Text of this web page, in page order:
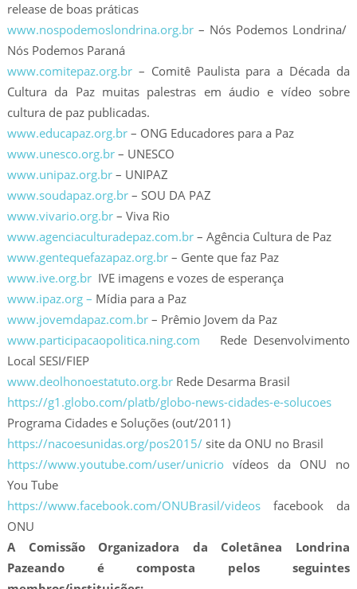
release de boas práticas
www.nospodemoslondrina.org.br– Nós Podemos Londrina/
Nós Podemos Paraná
www.comitepaz.org.br – Comitê Paulista para a Década da
Cultura da Paz muitas palestras em áudio e vídeo sobre
cultura de paz publicadas.
www.educapaz.org.br– ONG Educadores para a Paz
www.unesco.org.br– UNESCO
www.unipaz.org.br– UNIPAZ
www.soudapaz.org.br – SOU DA PAZ
www.vivario.org.br – Viva Rio
www.agenciaculturadepaz.com.br– Agência Cultura de Paz
www.gentequefazapaz.org.br– Gente que faz Paz
www.ive.org.brIVE imagens e vozes de esperança
www.ipaz.org – Mídia para a Paz
www.jovemdapaz.com.br– Prêmio Jovem da Paz
www.participacaopolitica.ning.com Rede Desenvolvimento
Local SESI/FIEP
www.deolhonoestatuto.org.brRede Desarma Brasil
https://g1.globo.com/platb/globo-news-cidades-e-solucoes
Programa Cidades e Soluções (out/2011)
https://nacoesunidas.org/pos2015/site da ONU no Brasil
https://www.youtube.com/user/unicriovídeos da ONU no
You Tube
https://www.facebook.com/ONUBrasil/videosfacebook da
ONU
A Comissão Organizadora da Coletânea Londrina
Pazeando é composta pelos seguintes